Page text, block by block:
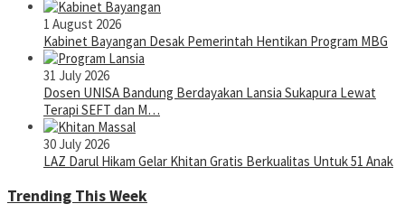
1 August 2026
Kabinet Bayangan Desak Pemerintah Hentikan Program MBG
31 July 2026
Dosen UNISA Bandung Berdayakan Lansia Sukapura Lewat
Terapi SEFT dan M…
30 July 2026
LAZ Darul Hikam Gelar Khitan Gratis Berkualitas Untuk 51 Anak
Trending This Week